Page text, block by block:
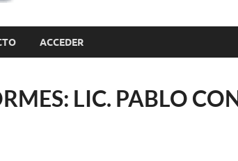
ACCEDER
LIC. PABLO